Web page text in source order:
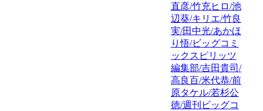
直彦/竹充ヒロ/池
辺葵/キリエ/竹良
実/田中光/あかほ
り悟/ビッグコミ
ックスピリッツ
編集部/吉田貴司/
高良百/米代恭/前
原タケル/若杉公
徳/週刊ビッグコ